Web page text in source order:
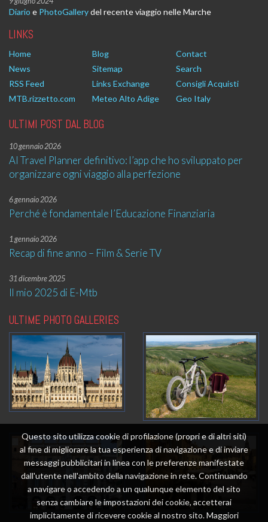
Diario e PhotoGallerydel recente viaggio nelle Marche
LINKS
Home Blog
Contact
News
Sitemap
Search
RSS Feed
Links Exchange
Consigli Acquisti
MTB.rizzetto.com
Meteo Alto Adige Geo Italy
ULTIMI POST DAL BLOG
10 gennaio 2026
AI Travel Planner definitivo: l’app che ho sviluppato per
organizzare ogni viaggio alla perfezione
6 gennaio 2026
Perché è fondamentale l’Educazione Finanziaria
1 gennaio 2026
Recap di fine anno – Film & Serie TV
31 dicembre 2025
Il mio 2025 di E-Mtb
ULTIME PHOTO GALLERIES
Questo sito utilizza cookie di profilazione (propri e di altri siti)
al fine di migliorare la tua esperienza di navigazione e di inviare
messaggi pubblicitari in linea con le preferenze manifestate
dall'utente nell'ambito della navigazione in rete. Continuando
a navigare o accedendo a un qualunque elemento del sito
senza cambiare le impostazioni dei cookie, accetterai
implicitamente di ricevere cookie al nostro sito. Maggiori